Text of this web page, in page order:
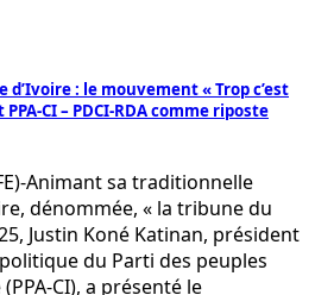
d’Ivoire : le mouvement « Trop c’est
CI – PDCI-RDA comme riposte
Animant sa traditionnelle
dénommée, « la tribune du
Justin Koné Katinan, président
du Parti des peuples
CI), a présenté le